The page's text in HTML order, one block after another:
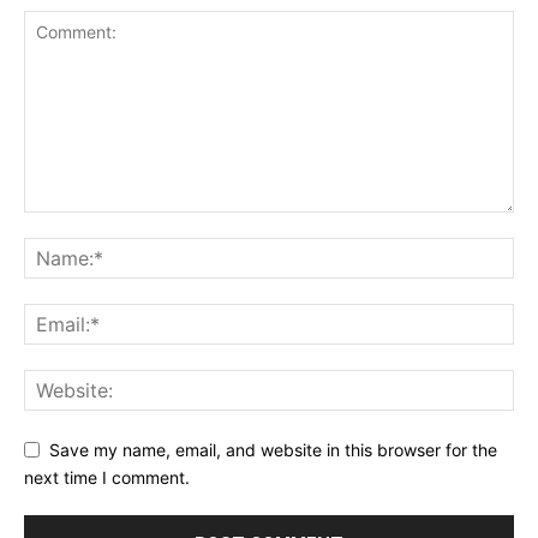
Save my name, email, and website in this browser for the
next time I comment.